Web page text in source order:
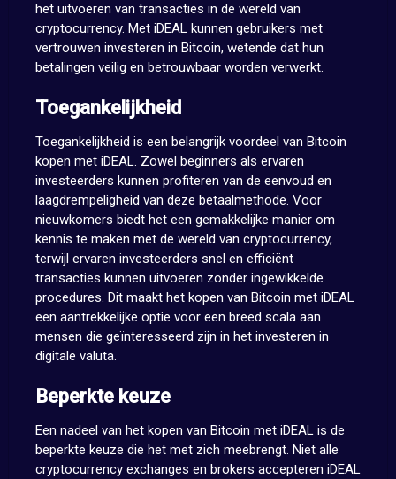
het uitvoeren van transacties in de wereld van
cryptocurrency. Met iDEAL kunnen gebruikers met
vertrouwen investeren in Bitcoin, wetende dat hun
betalingen veilig en betrouwbaar worden verwerkt.
Toegankelijkheid
Toegankelijkheid is een belangrijk voordeel van Bitcoin
kopen met iDEAL. Zowel beginners als ervaren
investeerders kunnen profiteren van de eenvoud en
laagdrempeligheid van deze betaalmethode. Voor
nieuwkomers biedt het een gemakkelijke manier om
kennis te maken met de wereld van cryptocurrency,
terwijl ervaren investeerders snel en efficiënt
transacties kunnen uitvoeren zonder ingewikkelde
procedures. Dit maakt het kopen van Bitcoin met iDEAL
een aantrekkelijke optie voor een breed scala aan
mensen die geïnteresseerd zijn in het investeren in
digitale valuta.
Beperkte keuze
Een nadeel van het kopen van Bitcoin met iDEAL is de
beperkte keuze die het met zich meebrengt. Niet alle
cryptocurrency exchanges en brokers accepteren iDEAL